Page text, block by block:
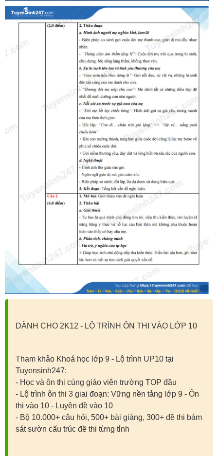
DÀNH CHO 2K12 - LỘ TRÌNH ÔN THI VÀO LỚP 10
Tham khảo Khoá học lớp 9 - Lộ trình UP10 tại
Tuyensinh247:
- Học và ôn thi cùng giáo viên trường TOP đầu
- Lộ trình ôn thi 3 giai đoạn: Vững nền tảng lớp 9 - Ôn
thi vào 10 - Luyện đề vào 10
- Bộ 10.000+ câu hỏi, 500+ bài giảng, 300+ đề thi bám
sát sườn cấu trúc đề thi từng tỉnh